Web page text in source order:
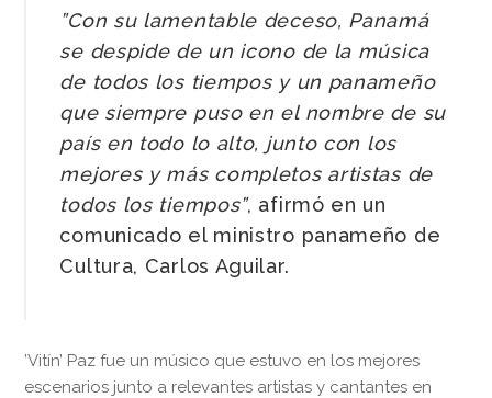
”Con su lamentable deceso, Panamá
se despide de un icono de la música
de todos los tiempos y un panameño
que siempre puso en el nombre de su
país en todo lo alto, junto con los
mejores y más completos artistas de
todos los tiempos”, afirmó en un
comunicado el ministro panameño de
Cultura, Carlos Aguilar.
’Vitín’ Paz fue un músico que estuvo en los mejores
escenarios junto a relevantes artistas y cantantes en